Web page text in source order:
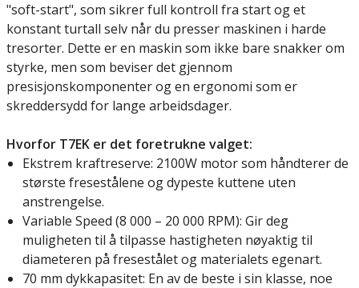
"soft-start", som sikrer full kontroll fra start og et
konstant turtall selv når du presser maskinen i harde
tresorter. Dette er en maskin som ikke bare snakker om
styrke, men som beviser det gjennom
presisjonskomponenter og en ergonomi som er
skreddersydd for lange arbeidsdager.
Hvorfor T7EK er det foretrukne valget:
Ekstrem kraftreserve: 2100W motor som håndterer de
største fresestålene og dypeste kuttene uten
anstrengelse.
Variable Speed (8 000 – 20 000 RPM): Gir deg
muligheten til å tilpasse hastigheten nøyaktig til
diameteren på fresestålet og materialets egenart.
70 mm dykkapasitet: En av de beste i sin klasse, noe